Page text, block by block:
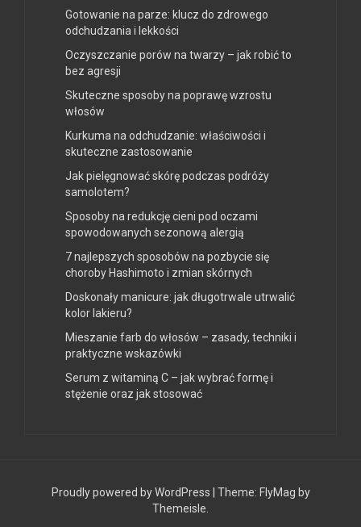
Gotowanie na parze: klucz do zdrowego
odchudzania i lekkości
Oczyszczanie porów na twarzy – jak robić to
bez agresji
Skuteczne sposoby na poprawę wzrostu
włosów
Kurkuma na odchudzanie: właściwości i
skuteczne zastosowanie
Jak pielęgnować skórę podczas podróży
samolotem?
Sposoby na redukcję cieni pod oczami
spowodowanych sezonową alergią
7 najlepszych sposobów na pozbycie się
choroby Hashimoto i zmian skórnych
Doskonały manicure: jak długotrwale utrwalić
kolor lakieru?
Mieszanie farb do włosów – zasady, techniki i
praktyczne wskazówki
Serum z witaminą C – jak wybrać formę i
stężenie oraz jak stosować
Proudly powered by WordPress Theme: FlyMag by
Themeisle.